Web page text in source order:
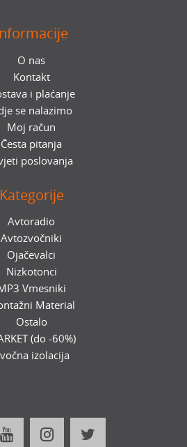
O nas
Kontakt
i plaćanje
se nalazimo
Moj račun
Česta pitanja
poslovanja
Kategorije
Avtoradio
Avtozvočniki
Ojačevalci
Nizkotonci
Vmesniki
Material
Ostalo
(do -60%)
izolacija